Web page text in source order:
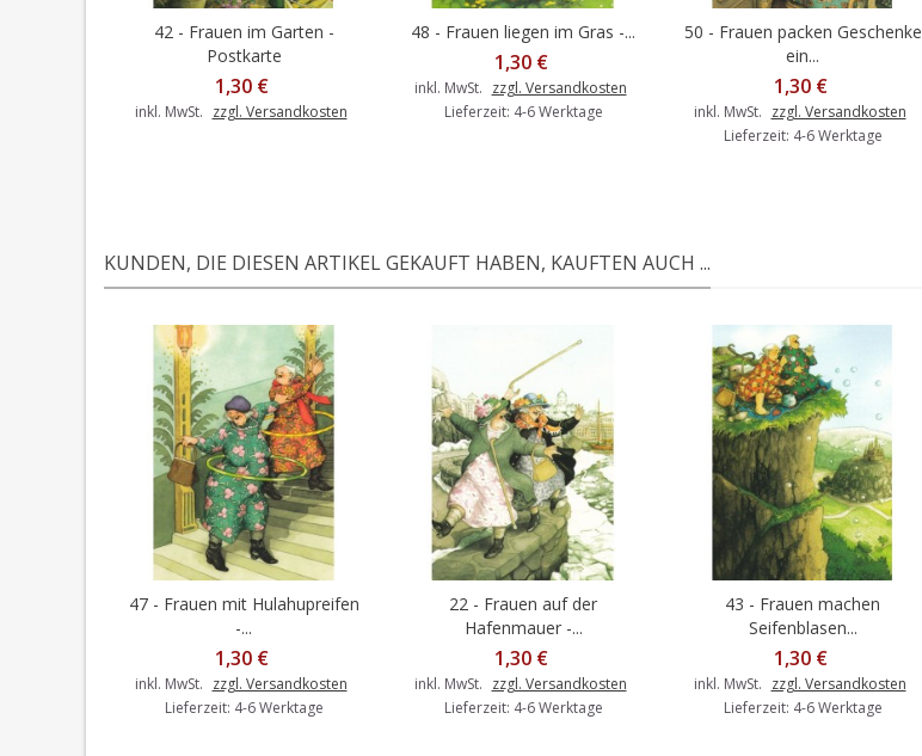
42 - Frauen im Garten -
Postkarte
1,30 €
inkl. MwSt. zzgl. Versandkosten
In den Warenkorb
48 - Frauen liegen im Gras -...
1,30 €
inkl. MwSt. zzgl. Versandkosten
Lieferzeit: 4-6 Werktage
In den Warenkorb
50 - Frauen packen Geschenke
ein...
1,30 €
inkl. MwSt. zzgl. Versandkosten
Lieferzeit: 4-6 Werktage
KUNDEN, DIE DIESEN ARTIKEL GEKAUFT HABEN, KAUFTEN AUCH ...
In den Warenkorb
47 - Frauen mit Hulahupreifen
-...
1,30 €
inkl. MwSt. zzgl. Versandkosten
Lieferzeit: 4-6 Werktage
In den Warenkorb
22 - Frauen auf der
Hafenmauer -...
1,30 €
inkl. MwSt. zzgl. Versandkosten
Lieferzeit: 4-6 Werktage
In den Warenkorb
43 - Frauen machen
Seifenblasen...
1,30 €
inkl. MwSt. zzgl. Versandkosten
Lieferzeit: 4-6 Werktage